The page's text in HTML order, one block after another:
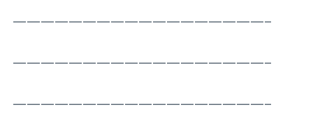
——————————————————–
——————————————————–
——————————————————–